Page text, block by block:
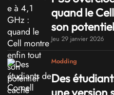
quand le
son
Jeu 29 janvier 2026
Modding
Des